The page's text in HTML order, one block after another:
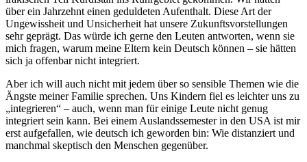
über ein Jahrzehnt einen geduldeten Aufenthalt. Diese Art der
Ungewissheit und Unsicherheit hat unsere Zukunftsvorstellungen
sehr geprägt. Das würde ich gerne den Leuten antworten, wenn sie
mich fragen, warum meine Eltern kein Deutsch können – sie hätten
sich ja offenbar nicht integriert.
Aber ich will auch nicht mit jedem über so sensible Themen wie die
Ängste meiner Familie sprechen. Uns Kindern fiel es leichter uns zu
„integrieren“ – auch, wenn man für einige Leute nicht genug
integriert sein kann. Bei einem Auslandssemester in den USA ist mir
erst aufgefallen, wie deutsch ich geworden bin: Wie distanziert und
manchmal skeptisch den Menschen gegenüber.